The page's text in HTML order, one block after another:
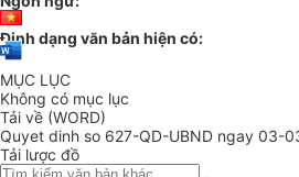
Định dạng văn bản hiện có:
MỤC LỤC
Không có mục lục
Tải về (WORD)
Quyet dinh so 627-QD-UBND ngay 03-
Tải lược đồ